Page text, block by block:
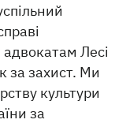
Лесі
за захист. Ми
культури
за